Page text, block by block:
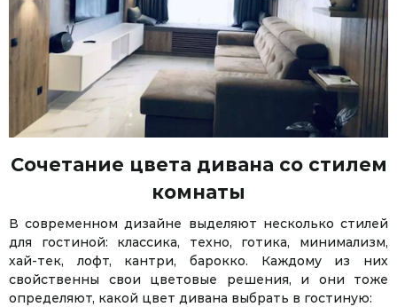
Сочетание цвета дивана со стилем
комнаты
В современном дизайне выделяют несколько стилей
для гостиной: классика, техно, готика, минимализм,
хай-тек, лофт, кантри, барокко. Каждому из них
свойственны свои цветовые решения, и они тоже
определяют, какой цвет дивана выбрать в гостиную: